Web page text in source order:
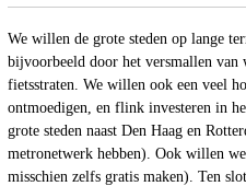
We willen de grote steden op lange
bijvoorbeeld door het versmallen van
fietsstraten. We willen ook een veel
ontmoedigen, en flink investeren in
grote steden naast Den Haag en
metronetwerk hebben). Ook willen
misschien zelfs gratis maken). Ten